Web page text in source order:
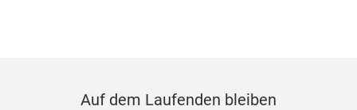
Auf dem Laufenden bleiben